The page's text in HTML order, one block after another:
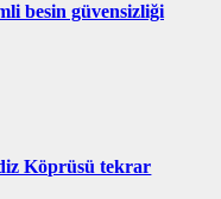
besin güvensizliği
Köprüsü tekrar